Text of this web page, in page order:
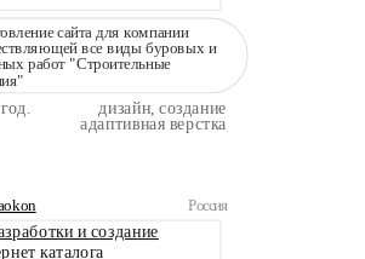
сайта для компании
все виды буровых и
работ "Строительные
дизайн, создание
адаптивная верстка
Россия